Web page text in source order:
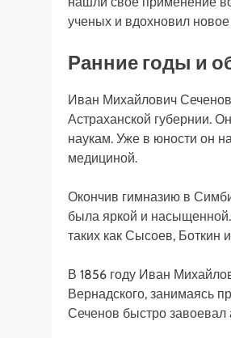
ученых и вдохновил
Ранние годы и
Иван Михайлович
Астраханской губернии.
наукам. Уже в юности он
медициной.
Окончив гимназию в
была яркой и
таких как Сысоев, Боткин
В 1856 году Иван
Вернадского, занимаясь
Сеченов быстро завоевал